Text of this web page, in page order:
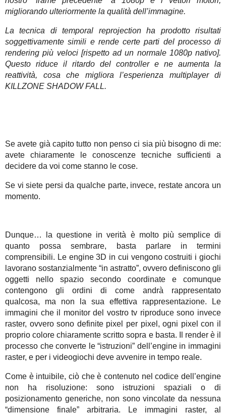
migliorando ulteriormente la qualità dell’immagine.
La tecnica di temporal reprojection ha prodotto risultati
soggettivamente simili e rende certe parti del processo di
rendering più veloci [rispetto ad un normale 1080p nativo].
Questo riduce il ritardo del controller e ne aumenta la
reattività, cosa che migliora l’esperienza multiplayer di
KILLZONE SHADOW FALL.
Se avete già capito tutto non penso ci sia più bisogno di me:
avete chiaramente le conoscenze tecniche sufficienti a
decidere da voi come stanno le cose.
Se vi siete persi da qualche parte, invece, restate ancora un
momento.
Dunque… la questione in verità è molto più semplice di
quanto possa sembrare, basta parlare in termini
comprensibili. Le engine 3D in cui vengono costruiti i giochi
lavorano sostanzialmente “in astratto”, ovvero definiscono gli
oggetti nello spazio secondo coordinate e comunque
contengono gli ordini di come andrà rappresentato
qualcosa, ma non la sua effettiva rappresentazione. Le
immagini che il monitor del vostro tv riproduce sono invece
raster, ovvero sono definite pixel per pixel, ogni pixel con il
proprio colore chiaramente scritto sopra e basta. Il render è il
processo che converte le “istruzioni” dell’engine in immagini
raster, e per i videogiochi deve avvenire in tempo reale.
Come è intuibile, ciò che è contenuto nel codice dell’engine
non ha risoluzione: sono istruzioni spaziali o di
posizionamento generiche, non sono vincolate da nessuna
“dimensione finale” arbitraria. Le immagini raster, al